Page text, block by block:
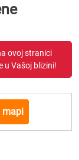
ovoj stranici
u Vašoj blizini!
mapi